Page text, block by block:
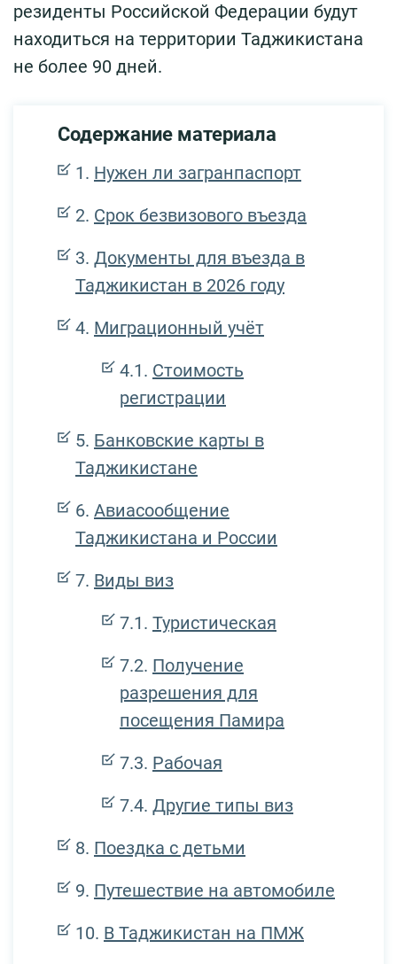
резиденты Российской Федерации будут
находиться на территории Таджикистана
не более 90 дней.
Содержание материала
Нужен ли загранпаспорт
Срок безвизового въезда
Документы для въезда в
Таджикистан в 2026 году
Миграционный учёт
Стоимость
регистрации
Банковские карты в
Таджикистане
Авиасообщение
Таджикистана и России
Виды виз
Туристическая
Получение
разрешения для
посещения Памира
Рабочая
Другие типы виз
Поездка с детьми
Путешествие на автомобиле
В Таджикистан на ПМЖ